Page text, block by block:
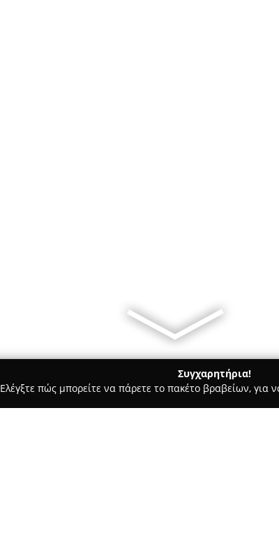
Συγχαρητήρια!
Ελέγξτε πώς μπορείτε να πάρετε το πακέτο βραβείων, για